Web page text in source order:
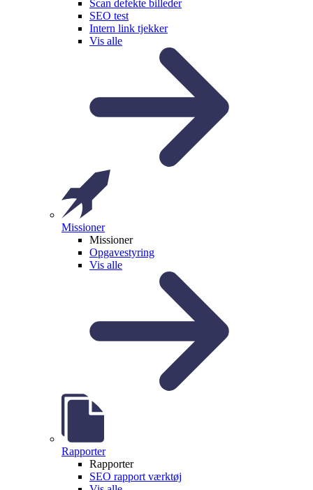
Scan defekte billeder
SEO test
Intern link tjekker
Vis alle
Missioner
Missioner
Opgavestyring
Vis alle
Rapporter
Rapporter
SEO rapport værktøj